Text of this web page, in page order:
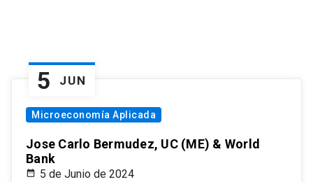
5 JUN
Microeconomía Aplicada
Jose Carlo Bermudez, UC (ME) & World
Bank
5 de Junio de 2024